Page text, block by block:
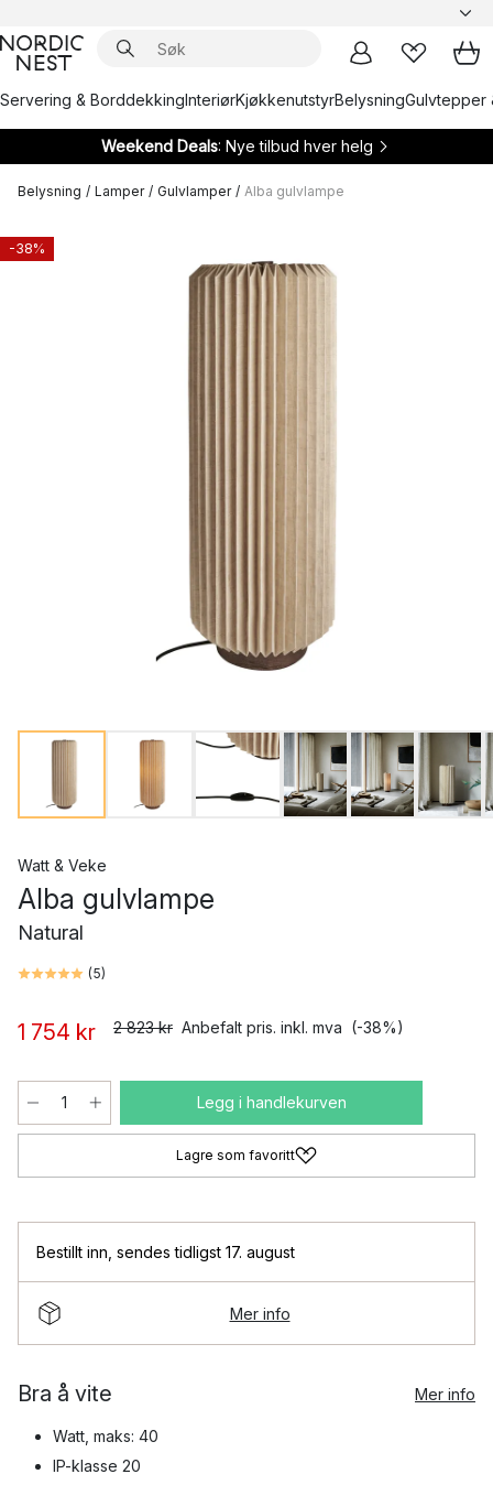
Servering & BorddekkingInteriørKjøkkenutstyrBelysningGulvtepper
Weekend Deals: Nye tilbud hver helg
Belysning / Lamper / Gulvlamper / Alba gulvlampe
-38%
Watt & Veke
Alba gulvlampe
Natural
(5)
1 754 kr 2 823 kr Anbefalt pris. inkl. mva (-38%)
Legg i handlekurven
Lagre som favoritt
Bestillt inn sendes tidligst 17. august
Mer info
Bra å vite Mer info
Watt, maks: 40
IP-klasse 20